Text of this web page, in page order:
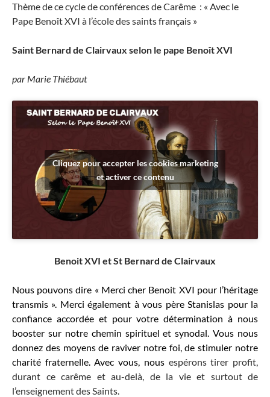
Thème de ce cycle de conférences de Carême : « Avec le
Pape Benoît XVI à l’école des saints français »
Saint Bernard de Clairvaux selon le pape Benoît XVI
par Marie Thiébaut
Cliquez pour accepter les cookies marketing
et activer ce contenu
Benoit XVI et St Bernard de Clairvaux
Nous pouvons dire « Merci cher Benoit XVI pour l’héritage
transmis ». Merci également à vous père Stanislas pour la
confiance accordée et pour votre détermination à nous
booster sur notre chemin spirituel et synodal. Vous nous
donnez des moyens de raviver notre foi, de stimuler notre
charité fraternelle. Avec vous, nousespérons tirer profit,
durant ce carême et au-delà, de la vie et surtout de
l’enseignement des Saints.